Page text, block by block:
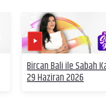
Bircan Bali ile Sabah
29 Haziran 2026